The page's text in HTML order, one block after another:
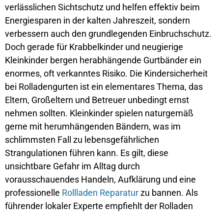
verlässlichen Sichtschutz und helfen effektiv beim
Energiesparen in der kalten Jahreszeit, sondern
verbessern auch den grundlegenden Einbruchschutz.
Doch gerade für Krabbelkinder und neugierige
Kleinkinder bergen herabhängende Gurtbänder ein
enormes, oft verkanntes Risiko. Die Kindersicherheit
bei Rolladengurten ist ein elementares Thema, das
Eltern, Großeltern und Betreuer unbedingt ernst
nehmen sollten. Kleinkinder spielen naturgemäß
gerne mit herumhängenden Bändern, was im
schlimmsten Fall zu lebensgefährlichen
Strangulationen führen kann. Es gilt, diese
unsichtbare Gefahr im Alltag durch
vorausschauendes Handeln, Aufklärung und eine
professionelle Rollladen Reparaturzu bannen. Als
führender lokaler Experte empfiehlt der Rolladen